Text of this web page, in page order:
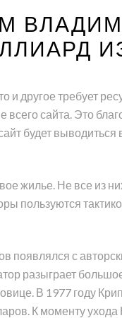
и другое требует
сайта. Это
будет
жилье. Не все из
пользуются
появлялся с
разыграет
В 1977 году
К моменту ухода